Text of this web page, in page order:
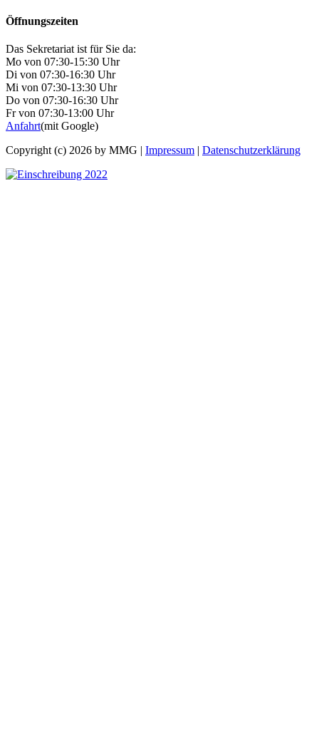
Öffnungszeiten
Das Sekretariat ist für Sie da:
Mo von 07:30-15:30 Uhr
Di von 07:30-16:30 Uhr
Mi von 07:30-13:30 Uhr
Do von 07:30-16:30 Uhr
Fr von 07:30-13:00 Uhr
Anfahrt(mit Google)
Copyright (c) 2026 by MMG | Impressum | Datenschutzerklärung